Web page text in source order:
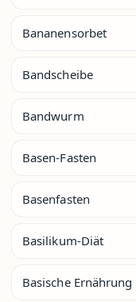
Bananensorbet
Bandscheibe
Bandwurm
Basen-Fasten
Basenfasten
Basilikum-Diät
Basische Ernährung